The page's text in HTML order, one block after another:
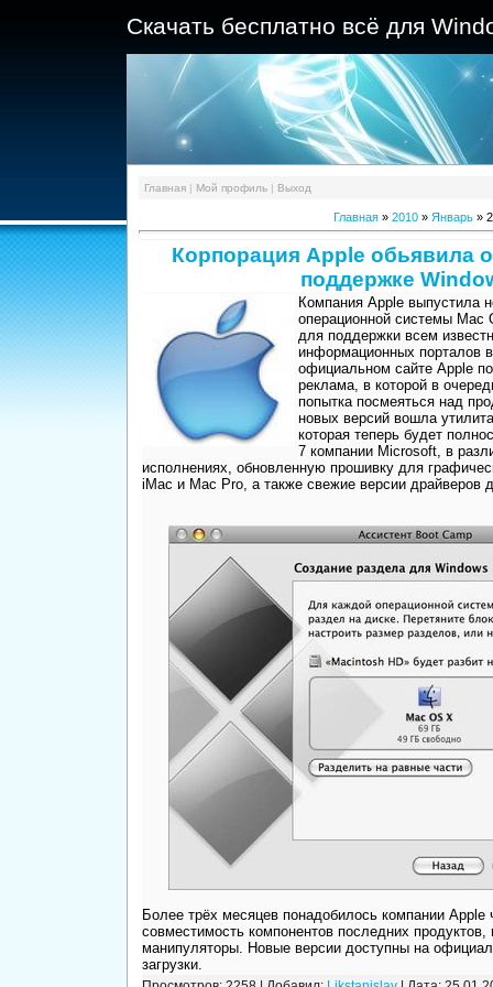
Скачать бесплатно всё для
Главная| Мой профиль| Выход
Главная» 2010 » Январь »
Корпорация Apple обьявила
поддержке
Компания Apple выпустила
операционной системы Mac
для поддержки всем
информационных порталов
официальном сайте Apple
реклама, в которой в
попытка посмеяться над
новых версий вошла
которая теперь будет
7 компании Microsoft, в
исполнениях, обновленную прошивку для
iMac и Mac Pro, а также свежие версии драйверов
Более трёх месяцев понадобилось компании Apple
совместимость компонентов последних
манипуляторы. Новые версии доступны на
загрузки.